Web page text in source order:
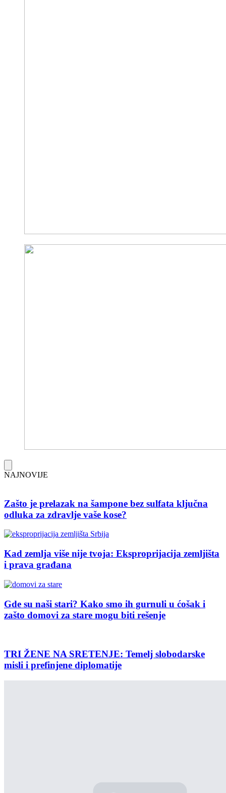
NAJNOVIJE
Zašto je prelazak na šampone bez sulfata ključna
odluka za zdravlje vaše kose?
Kad zemlja više nije tvoja: Eksproprijacija zemljišta
i prava građana
Gde su naši stari? Kako smo ih gurnuli u ćošak i
zašto domovi za stare mogu biti rešenje
TRI ŽENE NA SRETENJE: Temelj slobodarske
misli i prefinjene diplomatije